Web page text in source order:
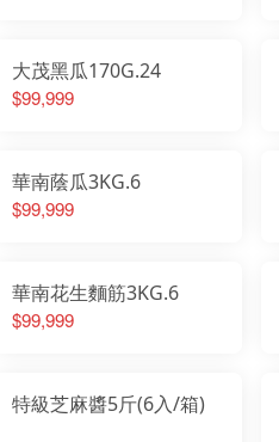
大茂黑瓜170G.24
$99,999
華南蔭瓜3KG.6
$99,999
華南花生麵筋3KG.6
$99,999
特級芝麻醬5斤(6入/箱)